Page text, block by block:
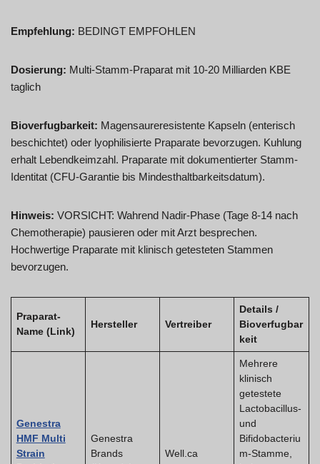
Empfehlung: BEDINGT EMPFOHLEN
Dosierung: Multi-Stamm-Praparat mit 10-20 Milliarden KBE
taglich
Bioverfugbarkeit: Magensaureresistente Kapseln (enterisch
beschichtet) oder lyophilisierte Praparate bevorzugen. Kuhlung
erhalt Lebendkeimzahl. Praparate mit dokumentierter Stamm-
Identitat (CFU-Garantie bis Mindesthaltbarkeitsdatum).
Hinweis: VORSICHT: Wahrend Nadir-Phase (Tage 8-14 nach
Chemotherapie) pausieren oder mit Arzt besprechen.
Hochwertige Praparate mit klinisch getesteten Stammen
bevorzugen.
Praparat-
Name (Link)
Hersteller Vertreiber
Details /
Bioverfugbar
keit
Genestra
HMF Multi
Strain
Genestra
Brands
Well.ca
Mehrere
klinisch
getestete
Lactobacillus-
und
Bifidobacteriu
m-Stamme,